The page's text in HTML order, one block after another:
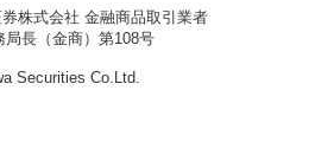
株式会社 金融商品取引業者
局長（金商）第108号
Securities Co.Ltd.